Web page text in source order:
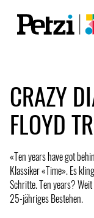
CRAZY
FLOYD
«Ten years have got
Klassiker «Time». Es
Schritte. Ten years?
25-jähriges Bestehen.